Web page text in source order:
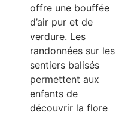
offre une bouffée
d’air pur et de
verdure. Les
randonnées sur les
sentiers balisés
permettent aux
enfants de
découvrir la flore